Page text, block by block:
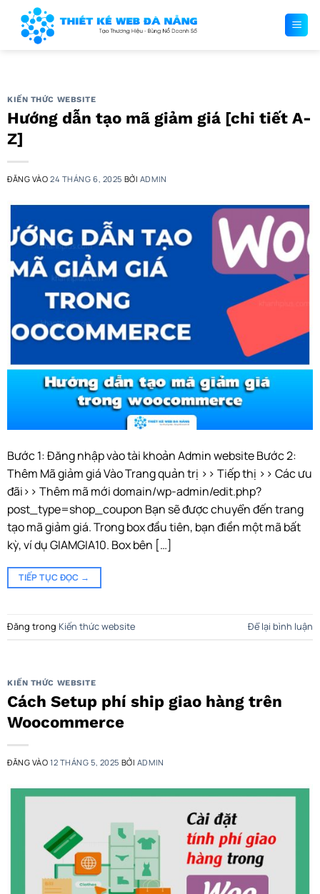
KIẾN THỨC WEBSITE
Hướng dẫn tạo mã giảm giá [chi tiết A-
Z]
ĐĂNG VÀO24 THÁNG 6, 2025 BỞI ADMIN
Bước 1: Đăng nhập vào tài khoản Admin website Bước 2:
Thêm Mã giảm giá Vào Trang quản trị >> Tiếp thị >> Các ưu
đãi>> Thêm mã mới domain/wp-admin/edit.php?
post_type=shop_coupon Bạn sẽ được chuyển đến trang
tạo mã giảm giá. Trong box đầu tiên, bạn điền một mã bất
kỳ, ví dụ GIAMGIA10. Box bên […]
TIẾP TỤC ĐỌC →
Đăng trong Kiến thức website Để lại bình luận
KIẾN THỨC WEBSITE
Cách Setup phí ship giao hàng trên
Woocommerce
ĐĂNG VÀO12 THÁNG 5, 2025 BỞI ADMIN